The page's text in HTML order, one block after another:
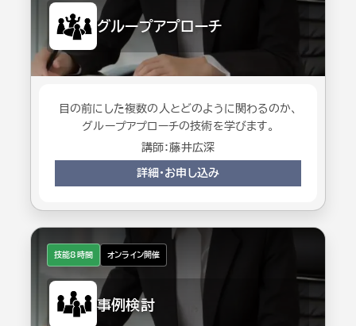
グループアプローチ
目の前にした複数の人とどのように関わるのか、
グループアプローチの技術を学びます。
講師：藤井広深
詳細・お申し込み
技能8時間 オンライン開催
事例検討